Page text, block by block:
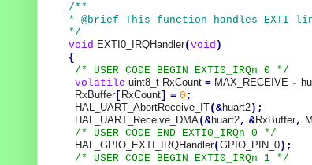
/**
* @brief This function handles EXTI
*/
void EXTI0_IRQHandler(void )
{
/* USER CODE BEGIN EXTI0_IRQn 0 */
volatile uint8_t RxCount = MAX_RECEIVE -
RxBuffer [RxCount] = 0 ;
HAL_UART_AbortReceive_IT(&huart2);
HAL_UART_Receive_DMA(&huart2, &RxBuffer,
/* USER CODE END EXTI0_IRQn 0 */
HAL_GPIO_EXTI_IRQHandler(GPIO_PIN_0);
/* USER CODE BEGIN EXTI0_IRQn 1 */